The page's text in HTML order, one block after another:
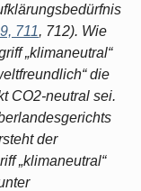
711, 712). Wie
„klimaneutral“
die
CO2-neutral sei.
der
„klimaneutral“